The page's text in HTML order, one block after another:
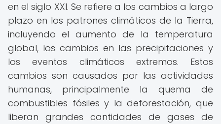
en el siglo XXI. Se refiere a los cambios a largo
plazo en los patrones climáticos de la Tierra,
incluyendo el aumento de la temperatura
global, los cambios en las precipitaciones y
los eventos climáticos extremos. Estos
cambios son causados por las actividades
humanas, principalmente la quema de
combustibles fósiles y la deforestación, que
liberan grandes cantidades de gases de